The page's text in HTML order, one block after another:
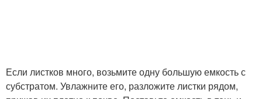
Если листков много, возьмите одну большую емкость с
субстратом. Увлажните его, разложите листки рядом,